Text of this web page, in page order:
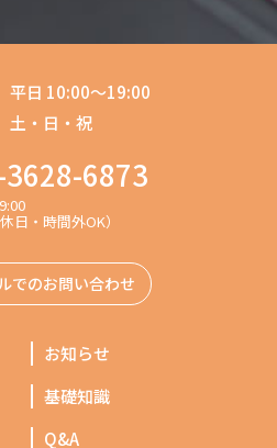
平日 10:00～19:00
土・日・祝
6873
日・時間外OK）
でのお問い合わせ
お知らせ
基礎知識
Q&A